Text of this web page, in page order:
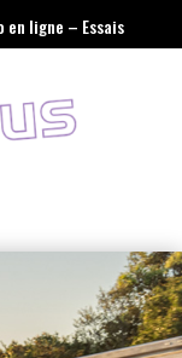
en ligne – Essais
:::